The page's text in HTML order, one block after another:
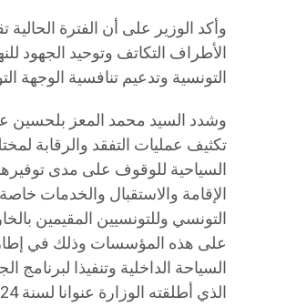
وأكد الوزير على أن الفترة
الأطراف التكاتف وتوحيد الجهود
التونسية وتدعيم تنافسية الوجهة
وشدد السيد محمد المعز بلحسين
تكثيف عمليات التفقد والرقابة
السياحية للوقوف على مدى
الإقامة والاستقبال والخدمات
التونسي وللتونسيين المقيمين
على هذه المؤسسات وذلك في
السياحة الداخلية وتنفيذا لبرنامج
الذي أطلقته الوزارة عنوانا لسنة 2024.